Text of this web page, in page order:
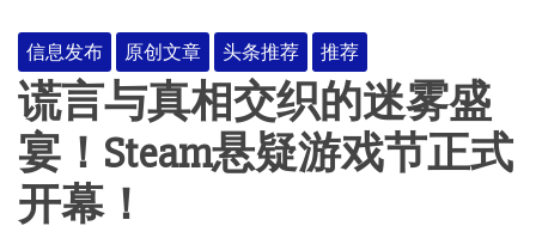
信息发布 原创文章 头条推荐 推荐
谎言与真相交织的迷雾盛
宴！Steam悬疑游戏节正式
开幕！